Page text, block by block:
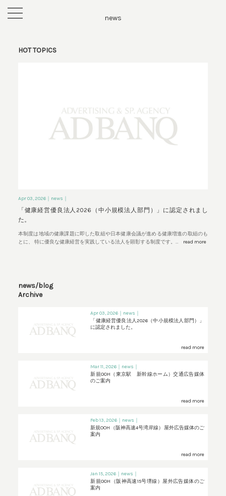
news
toggle
HOT TOPICS
Apr 03, 2026｜news｜
「健康経営優良法人2026（中小規模法人部門）」に認定されまし
た。
本制度は地域の健康課題に即した取組や日本健康会議が進める健康増進の取組のも
とに、 特に優良な健康経営を実践している法人を顕彰する制度です。…
read more
news/blog
Archive
Apr 03, 2026 ｜news｜
「健康経営優良法人2026（中小規模法人部門）」
に認定されました。
read more
Mar 11, 2026 ｜news｜
新規OOH（東京駅 新幹線ホーム）交通広告媒体
のご案内
read more
Feb 13, 2026 ｜news｜
新規OOH（阪神高速4号湾岸線）屋外広告媒体のご
案内
read more
Jan 15, 2026 ｜news｜
新規OOH（阪神高速15号堺線）屋外広告媒体のご
案内